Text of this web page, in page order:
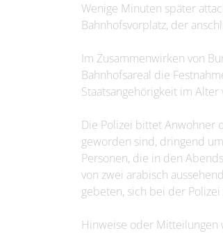
Wenige Minuten später
Bahnhofsvorplatz, der
Im Zusammenwirken von
Bahnhofsareal die
Staatsangehörigkeit im Alter
Die Polizei bittet Anwohner
geworden sind, dringend
Personen, die in den
von zwei arabisch
gebeten, sich bei der
Hinweise oder